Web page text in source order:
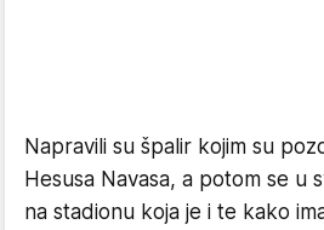
Napravili su špalir kojim su
Hesusa Navasa, a potom se u
na stadionu koja je i te kako